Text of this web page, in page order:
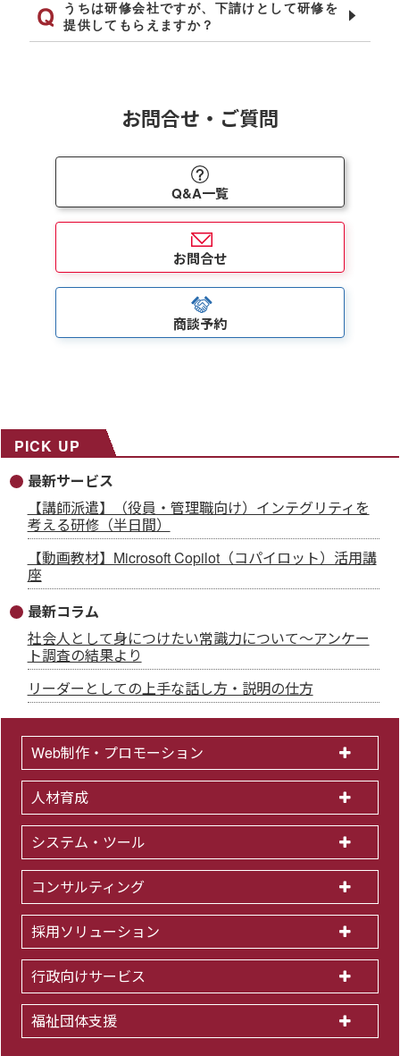
うちは研修会社ですが、下請けとして研修を
提供してもらえますか？
お問合せ・ご質問
Q&A一覧
お問合せ
商談予約
PICK UP
最新サービス
【講師派遣】（役員・管理職向け）インテグリティを
考える研修（半日間）
【動画教材】Microsoft Copilot（コパイロット）活用講
座
最新コラム
社会人として身につけたい常識力について～アンケー
ト調査の結果より
リーダーとしての上手な話し方・説明の仕方
Web制作・プロモーション
人材育成
システム・ツール
コンサルティング
採用ソリューション
行政向けサービス
福祉団体支援